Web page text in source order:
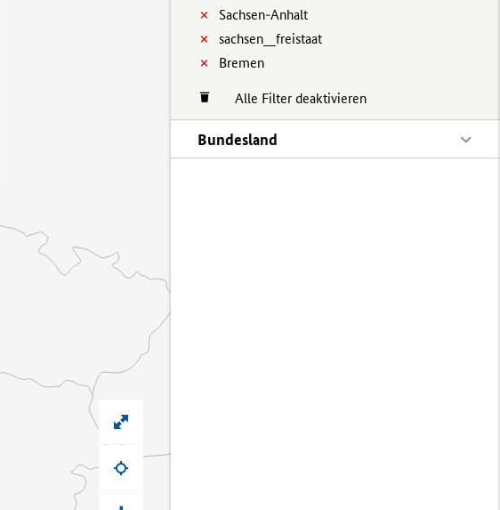
Sachsen-Anhalt
sachsen__freistaat
Bremen
Alle Filter deaktivieren
Bundesland